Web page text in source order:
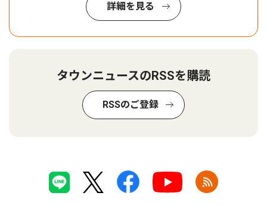
詳細を見る
タウンニュースのRSSを購読
RSSのご登録